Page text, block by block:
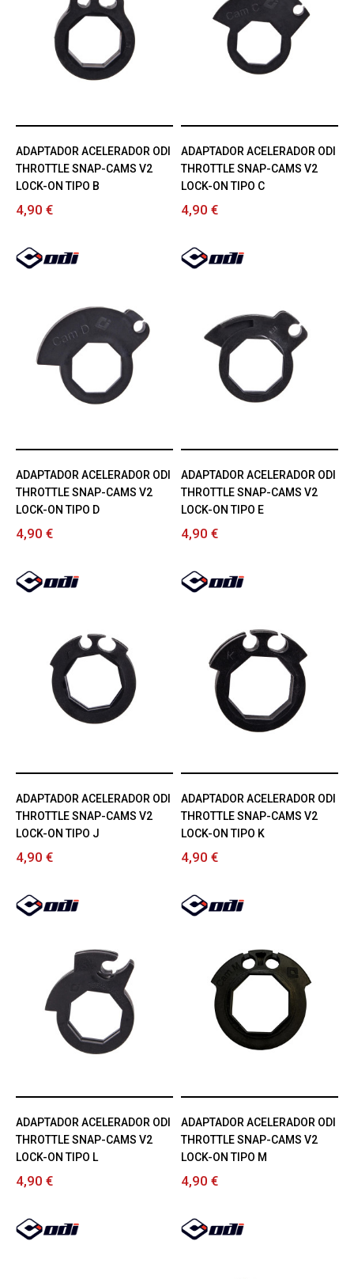
ADAPTADOR ACELERADOR ODI
THROTTLE SNAP-CAMS V2
LOCK-ON TIPO B
4,90 €
ADAPTADOR ACELERADOR ODI
THROTTLE SNAP-CAMS V2
LOCK-ON TIPO C
4,90 €
ADAPTADOR ACELERADOR ODI
THROTTLE SNAP-CAMS V2
LOCK-ON TIPO D
4,90 €
ADAPTADOR ACELERADOR ODI
THROTTLE SNAP-CAMS V2
LOCK-ON TIPO E
4,90 €
ADAPTADOR ACELERADOR ODI
THROTTLE SNAP-CAMS V2
LOCK-ON TIPO J
4,90 €
ADAPTADOR ACELERADOR ODI
THROTTLE SNAP-CAMS V2
LOCK-ON TIPO K
4,90 €
ADAPTADOR ACELERADOR ODI
THROTTLE SNAP-CAMS V2
LOCK-ON TIPO L
4,90 €
ADAPTADOR ACELERADOR ODI
THROTTLE SNAP-CAMS V2
LOCK-ON TIPO M
4,90 €